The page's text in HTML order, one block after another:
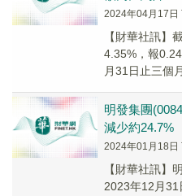
2024年04月17日
【財華社訊】
4.35%，報
月31日止三個
明發集團
減少約24.7%
2024年01月18日
【財華社訊】
2023年12月31